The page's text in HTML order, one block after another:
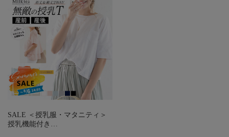
SALE ＜授乳服・マタニティ＞
授乳機能付き…